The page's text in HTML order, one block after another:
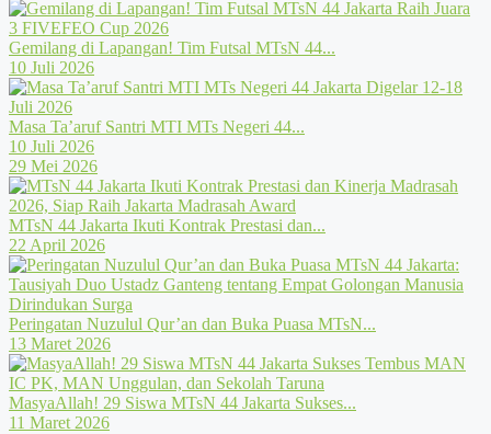
Gemilang di Lapangan! Tim Futsal MTsN 44...
10 Juli 2026
Masa Ta’aruf Santri MTI MTs Negeri 44...
10 Juli 2026
29 Mei 2026
MTsN 44 Jakarta Ikuti Kontrak Prestasi dan...
22 April 2026
Peringatan Nuzulul Qur’an dan Buka Puasa MTsN...
13 Maret 2026
MasyaAllah! 29 Siswa MTsN 44 Jakarta Sukses...
11 Maret 2026